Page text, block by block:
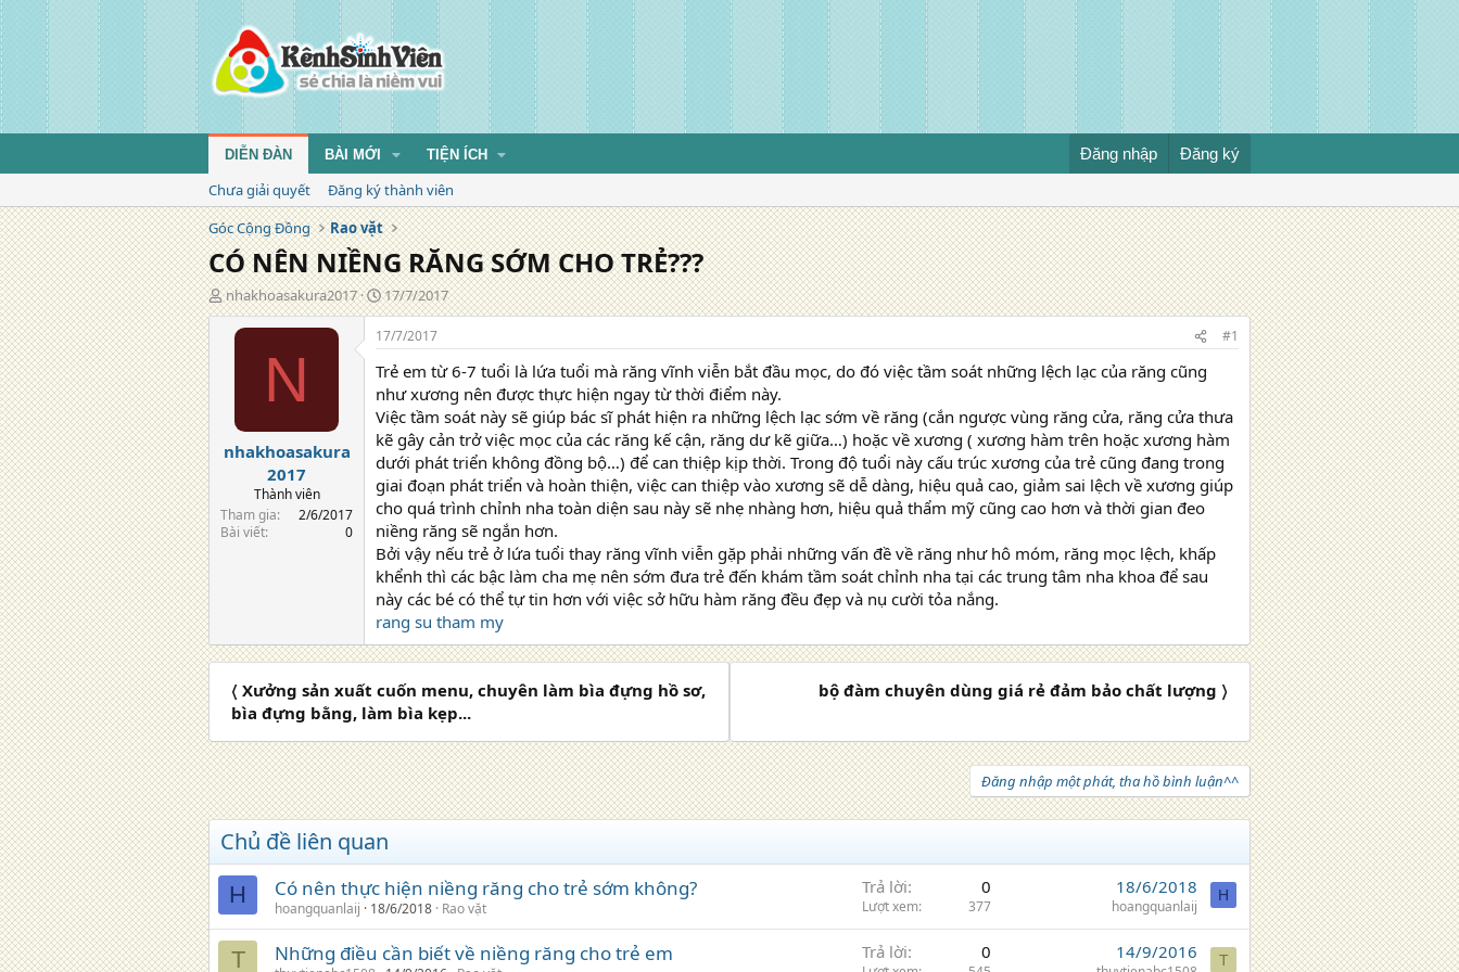
DIỄN ĐÀN BÀI MỚI TIỆN ÍCH Đăng nhập Đăng ký
Chưa giải quyết
Đăng ký thành viên
Góc Cộng Đồng
Rao vặt
CÓ NÊN NIỀNG RĂNG SỚM CHO TRẺ???
T
á
nhakhoasakura2017
N
g
à
y
đ
ă
n
g
17/7/2017
N
nhakhoasakura
2017
Thành viên
Tham gia
2/6/2017
Bài viết
0
17/7/2017 #1
Trẻ em từ 6-7 tuổi là lứa tuổi mà răng vĩnh viễn bắt đầu mọc, do đó việc tầm soát những lệch lạc của răng cũng
như xương nên được thực hiện ngay từ thời điểm này.
Việc tầm soát này sẽ giúp bác sĩ phát hiện ra những lệch lạc sớm về răng (cắn ngược vùng răng cửa, răng cửa thưa
kẽ gây cản trở việc mọc của các răng kế cận, răng dư kẽ giữa…) hoặc về xương ( xương hàm trên hoặc xương hàm
dưới phát triển không đồng bộ…) để can thiệp kịp thời. Trong độ tuổi này cấu trúc xương của trẻ cũng đang trong
giai đoạn phát triển và hoàn thiện, việc can thiệp vào xương sẽ dễ dàng, hiệu quả cao, giảm sai lệch về xương giúp
cho quá trình chỉnh nha toàn diện sau này sẽ nhẹ nhàng hơn, hiệu quả thẩm mỹ cũng cao hơn và thời gian đeo
niềng răng sẽ ngắn hơn.
Bởi vậy nếu trẻ ở lứa tuổi thay răng vĩnh viễn gặp phải những vấn đề về răng như hô móm, răng mọc lệch, khấp
khểnh thì các bậc làm cha mẹ nên sớm đưa trẻ đến khám tầm soát chỉnh nha tại các trung tâm nha khoa để sau
này các bé có thể tự tin hơn với việc sở hữu hàm răng đều đẹp và nụ cười tỏa nắng.
rang su tham my
〈 Xưởng sản xuất cuốn menu, chuyên làm bìa đựng hồ sơ,
bìa đựng bằng, làm bìa kẹp...
bộ đàm chuyên dùng giá rẻ đảm bảo chất lượng 〉
Đăng nhập một phát, tha hồ bình luận^^
Chủ đề liên quan
H Có nên thực hiện niềng răng cho trẻ sớm không?
hoangquanlaij 18/6/2018 Rao vặt
Trả lời 0
Lượt xem 377
18/6/2018
hoangquanlaij
H
T Những điều cần biết về niềng răng cho trẻ em Trả lời 0 14/9/2016 T